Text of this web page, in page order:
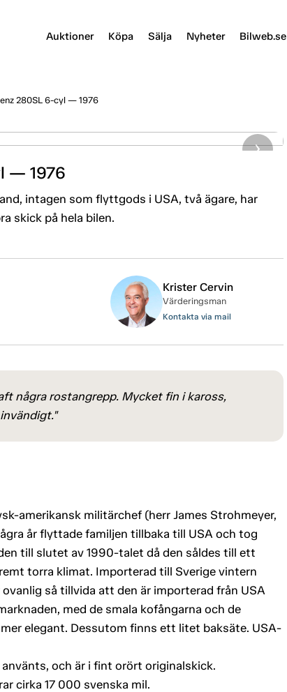
Auktioner Köpa Sälja Nyheter Bilweb.se
280SL 6-cyl — 1976
— 1976
intagen som flyttgods i USA, två ägare, har
skick på hela bilen.
Krister Cervin
Värderingsman
Kontakta via mail
några rostangrepp. Mycket fin i kaross,
amerikansk militärchef (herr James Strohmeyer,
år flyttade familjen tillbaka till USA och tog
till slutet av 1990-talet då den såldes till ett
torra klimat. Importerad till Sverige vintern
så tillvida att den är importerad från USA
med de smala kofångarna och de
elegant. Dessutom finns ett litet baksäte. USA-
och är i fint orört originalskick.
cirka 17 000 svenska mil.